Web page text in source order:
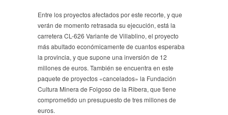
Entre los proyectos afectados por este recorte, y que
verán de momento retrasada su ejecución, está la
carretera CL-626 Variante de Villablino, el proyecto
más abultado económicamente de cuantos esperaba
la provincia, y que supone una inversión de 12
millones de euros. También se encuentra en este
paquete de proyectos «cancelados» la Fundación
Cultura Minera de Folgoso de la Ribera, que tiene
comprometido un presupuesto de tres millones de
euros.